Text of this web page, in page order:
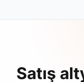
Satış